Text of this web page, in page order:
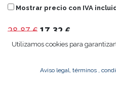
Mostrar precio con IVA
28,87€ 17,32 €
Utilizamos cookies para
Aviso legal, términos ,